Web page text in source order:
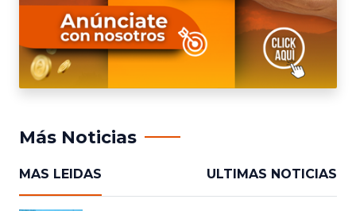
Más Noticias
MAS LEIDAS ULTIMAS NOTICIAS